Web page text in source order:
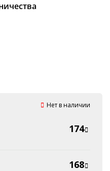
Нет в наличии
174
168